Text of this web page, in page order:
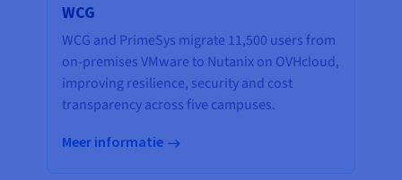
WCG
WCG and PrimeSys migrate 11,500 users from
on-premises VMware to Nutanix on OVHcloud,
improving resilience, security and cost
transparency across five campuses.
Meer informatie